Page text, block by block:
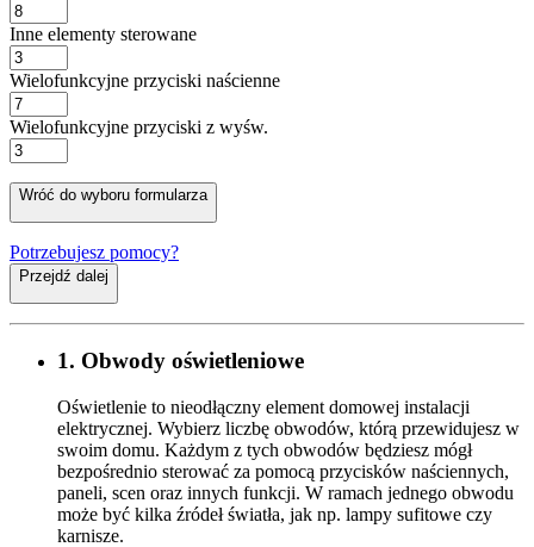
Inne elementy sterowane
Wielofunkcyjne przyciski naścienne
Wielofunkcyjne przyciski z wyśw.
Wróć do wyboru formularza
Potrzebujesz pomocy?
Przejdź dalej
1. Obwody oświetleniowe
Oświetlenie to nieodłączny element domowej instalacji
elektrycznej. Wybierz liczbę obwodów, którą przewidujesz w
swoim domu. Każdym z tych obwodów będziesz mógł
bezpośrednio sterować za pomocą przycisków naściennych,
paneli, scen oraz innych funkcji. W ramach jednego obwodu
może być kilka źródeł światła, jak np. lampy sufitowe czy
karnisze.